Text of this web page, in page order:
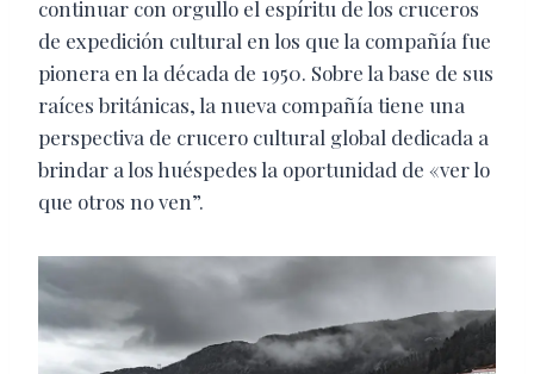
continuar con orgullo el espíritu de los cruceros
de expedición cultural en los que la compañía fue
pionera en la década de 1950. Sobre la base de sus
raíces británicas, la nueva compañía tiene una
perspectiva de crucero cultural global dedicada a
brindar a los huéspedes la oportunidad de «ver lo
que otros no ven”.